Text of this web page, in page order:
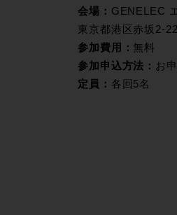
会場： GENELEC
東京都港区赤坂2-
参加費用： 無料
参加申込方法： お
定員： 各回5名